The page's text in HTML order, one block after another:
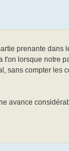
prenante
lorsque notre
sans compter les
avance